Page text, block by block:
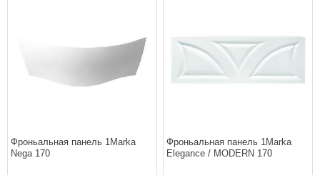
Фроньальная панель 1Marka
Nega 170
Фроньальная панель 1Marka
Elegance / MODERN 170